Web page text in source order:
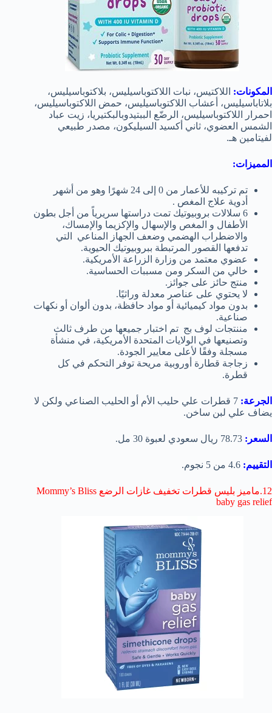
المكونات: اللاكتيس، نبات اللاكتوباسيليس، بلاكتوباسيليس،
بلاتاباسيليس، أعشاب اللاكتوباسيليس، حمض اللاكتوباسيليس،
احمرار اللاكتوباسيليس، الرضّع الببتيدوبالبكتيريا، زيت عباد
الشمس العضوي، ثاني أكسيد السيليكون، مصدر طبيعي
لفيتامين هـ.
المميزات:
تم تركيبه للأعمار من 0 إلى 24 شهرًا وهو من أشهر
أدوية علاج المغص .
6 سلالات بروبيوتيك تمت دراستها
سريرياً من أجل بطون
الأطفال و المغص والإسهال والإكزيما والإمساك،
والاضطراب الهضمي وضعف الجهاز المناعي التي
تدفعها القصور المرتبطة ببروبيوتيك الحيوية.
عضوي معتمد من وزارة الزراعة الأمريكية.
خالي من السكر ومن مسببات الحساسية.
منتج حائز على جوائز.
لا يحتوي على عناصر معدلة وراثيًا.
بدون مواد كيميائية أو مواد حافظة، بدون ألوان أو نكهات
صناعية.
مننتجات لوف بج تم اختبار جميعها من طرف ثالث
وتصنيعها في الولايات المتحدة الأمريكية، في منشأة
مسجلة وفقًا لأعلى معايير الجودة.
زجاجة قطارة أوروبية مريحة توفر التحكم في كل
قطرة.
الجرعة:
7 قطرات علي حليب الأم أو الحليب الصناعي ولكن لا
يضاف علي لبن ساخن.
السعر: 78.73 ريال سعودي لعبوة 30 مل.
التقييم: 4.6 من 5 نجوم.
12.ماميز بليس قطرات تخفيف غازات الرضع Mommy’s Bliss
baby gas relief